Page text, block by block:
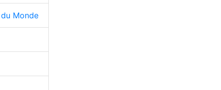
Monde